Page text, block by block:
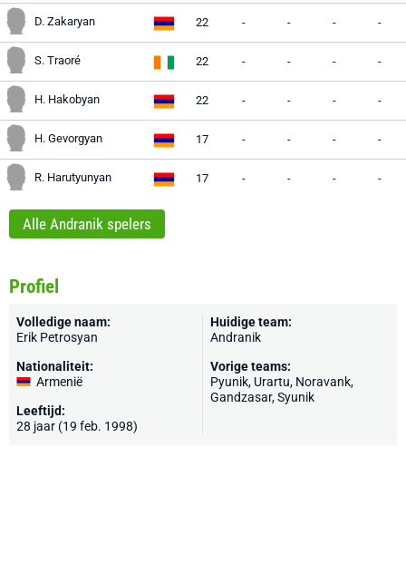
D. Zakaryan 22 - - - -
S. Traoré 22 - - - -
H. Hakobyan 22 - - - -
H. Gevorgyan 17 - - - -
R. Harutyunyan 17 - - - -
Alle Andranik spelers
Profiel
Volledige naam:
Erik Petrosyan
Nationaliteit:
Armenië
Leeftijd:
28 jaar (19 feb. 1998)
Huidige team:
Andranik
Vorige teams:
Pyunik, Urartu, Noravank,
Gandzasar, Syunik